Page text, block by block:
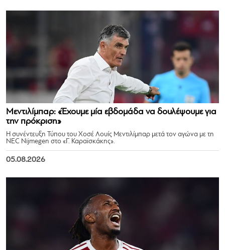
Μεντιλίμπαρ: «Έχουμε μία εβδομάδα να δουλέψουμε για
την πρόκριση»
Η συνέντευξη Τύπου του Χοσέ Λουίς Μεντιλίμπαρ μετά τον αγώνα με τη
NEC Nijmegen στο «Γ. Καραϊσκάκης».
05.08.2026